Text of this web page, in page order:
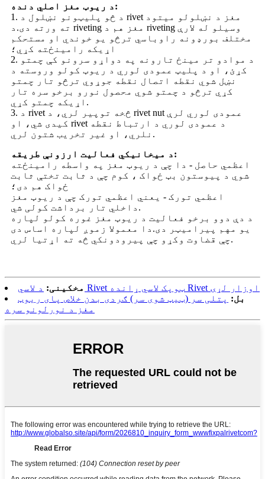
د ریوټ مغز اصلي دنده:
1. د څو پلیټونو نښلول د rivet مغز د نښلولو میتود
ته ورته دی.د riveting مغز هم د riveting وسیلو له لارې
مختلف بورډونه راوباسي ترڅو یو خوندي او مستحکم
اړیکه رامینځته کړي؛
2. د موادو تر مینځ تارونه په دواړو سرونو کې چمتو
کړئ، او د پلیټ عمودی لوري د ریوټ کولو وروسته د
نښل شوي نقطه اتصال نقطه جوړوي ترڅو تار چمتو
کړي ترڅو د چمتو شوي محصول نورو برخو سره تار
اړیکه چمتو کړي.
3. د rivet څخه توپیر لري، د rivet nut عمودی لوري لرې
کیدی شي، او rivet د عمودی لوري د ارتباط نقطه
نلري، او غیر تخریب شتون لري.
د میخانیکي فعالیت ارزونې طریقه:
اعظمي حاصل - دا چې د ریوټ مغز په واسطه رامینځته
شوي د پیوستون بټ ځواک ، کوم چې د ثابت تختې ثابت
ځواک هم دی؛
اعظمي تورک - یعني اعظمي تورک چې د ریوټ مغز
داخلي تار برداشت کولی شي.
د دې دوو برخو فعالیت د ریوټ مغز غوره کولو لپاره
یو مهم پیرامیټر دی.دا معمولا زموږ لپاره اساس دی
چې قضاوت وکړو چې پیرودونکي څه ته اړتیا لري.
مخکینی:
د لاسي Rivet ټوپک لاسي ړانده Rivet اوزار لړۍ
بل: پتلی سر (ټیټ شوی سر) ګردی بدن خلاص پای ریوټ
مغز د نورلونو سره